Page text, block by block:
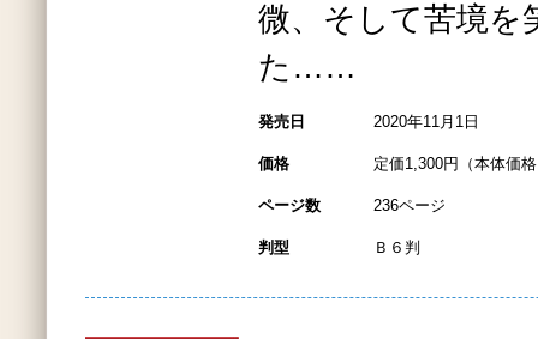
微、そして苦境を
た……
発売日 2020年11月1日
価格 定価1,300円（本体価
ページ数 236ページ
判型 Ｂ６判